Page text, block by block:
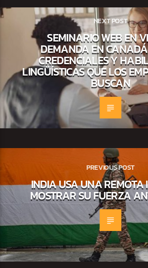
NEXT POST
SEMINARIO WEB EN
DEMANDA EN
CREDENCIALES Y
LINGÜÍSTICAS QUE LOS
BUSCAN
PREVIOUS POST
INDIA USA UNA REMOTA
MOSTRAR SU FUERZA